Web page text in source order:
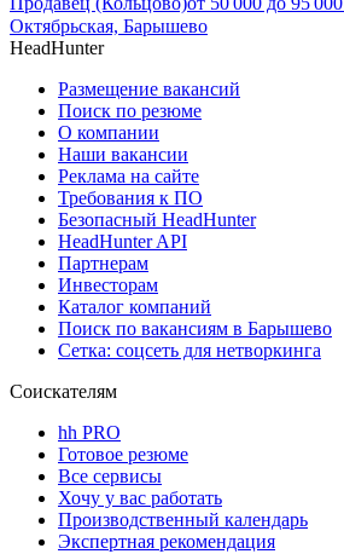
Октябрьская, Барышево
HeadHunter
Размещение вакансий
Поиск по резюме
О компании
Наши вакансии
Реклама на сайте
Требования к ПО
Безопасный HeadHunter
HeadHunter API
Партнерам
Инвесторам
Каталог компаний
Поиск по вакансиям в Барышево
Сетка: соцсеть для нетворкинга
Соискателям
hh PRO
Готовое резюме
Все сервисы
Хочу у вас работать
Производственный календарь
Экспертная рекомендация